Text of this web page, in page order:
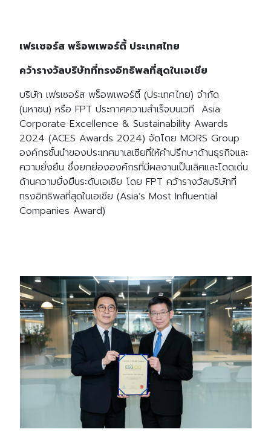
เฟรเซอร์ส พร็อพเพอร์ตี้ ประเทศไทย
คว้ารางวัลบริษัทที่ทรงอิทธิพลที่สุดในเอเชีย
บริษัท เฟรเซอร์ส พร็อพเพอร์ตี้ (ประเทศไทย) จำกัด
(มหาชน) หรือ FPT ประกาศความสำเร็จบนเวที Asia
Corporate Excellence & Sustainability Awards
2024 (ACES Awards 2024) จัดโดย MORS Group
องค์กรชั้นนำของประเทศมาเลเซียที่ให้คำปรึกษาด้านธุรกิจและ
ความยั่งยืน ซึ่งยกย่ององค์กรที่มีผลงานเป็นเลิศและโดดเด่น
ด้านความยั่งยืนระดับเอเชีย โดย FPT คว้ารางวัลบริษัทที่
ทรงอิทธิพลที่สุดในเอเชีย (Asia’s Most Influential
Companies Award)